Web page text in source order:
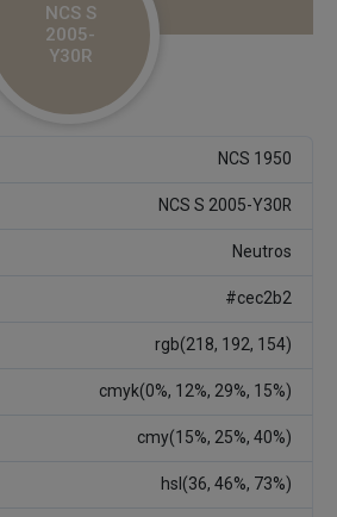
NCS S
2005-
Y30R
NCS 1950
NCS S 2005-Y30R
Neutros
#cec2b2
rgb(218, 192, 154)
cmyk(0%, 12%, 29%, 15%)
cmy(15%, 25%, 40%)
hsl(36, 46%, 73%)